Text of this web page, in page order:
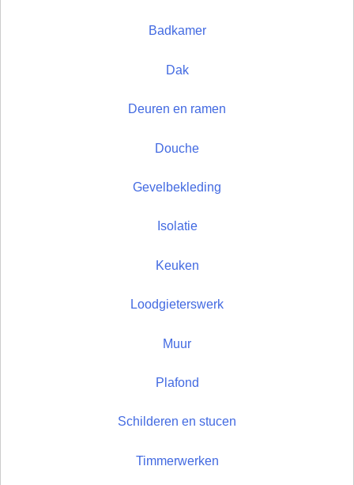
Badkamer
Dak
Deuren en ramen
Douche
Gevelbekleding
Isolatie
Keuken
Loodgieterswerk
Muur
Plafond
Schilderen en stucen
Timmerwerken